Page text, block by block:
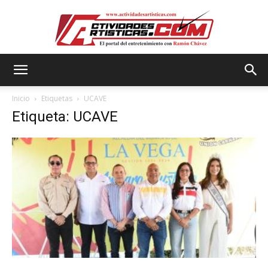
Inicio Etiquetas UCAVE
Etiqueta: UCAVE